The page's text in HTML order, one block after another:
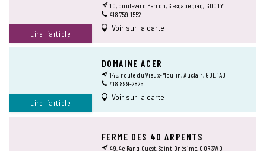
Lire l’article
10, boulevard Perron, Gesgapegiag, G0C 1Y1
418 759-1552
Voir sur la carte
Lire l’article
DOMAINE ACER
145, route du Vieux-Moulin, Auclair, G0L 1A0
418 899-2825
Voir sur la carte
FERME DES 40 ARPENTS
49, 4e Rang Ouest, Saint-Onésime, G0R 3W0